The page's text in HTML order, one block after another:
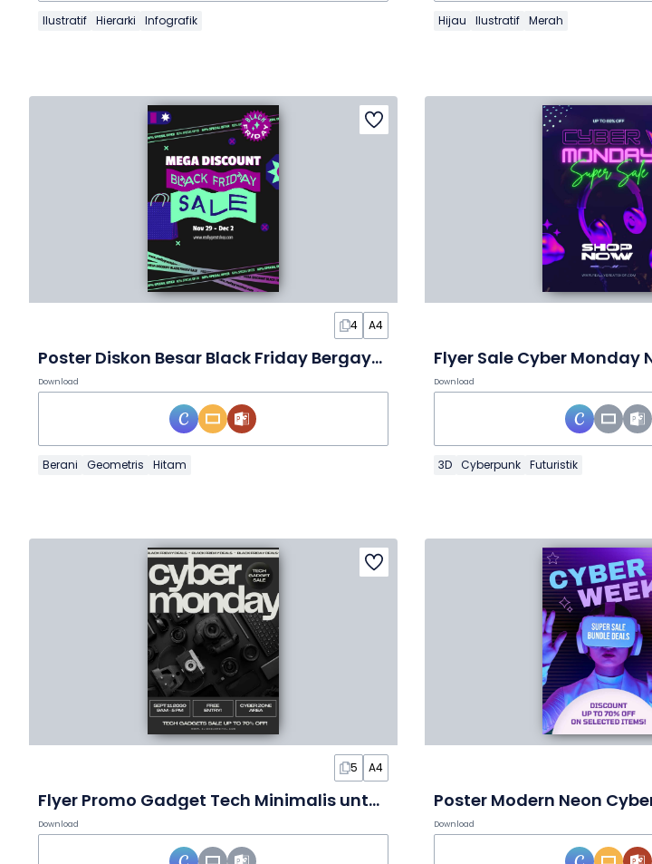
Ilustratif Hierarki Infografik Hijau Ilustratif Merah
4 A4
Poster Diskon Besar Black Friday Bergaya Brutalis
Download
Berani Geometris Hitam
Download
3D Cyberpunk Futuristik
5 A4
Flyer Promo Gadget Tech Minimalis untuk Cyber Monday dalam Slide
Download Download